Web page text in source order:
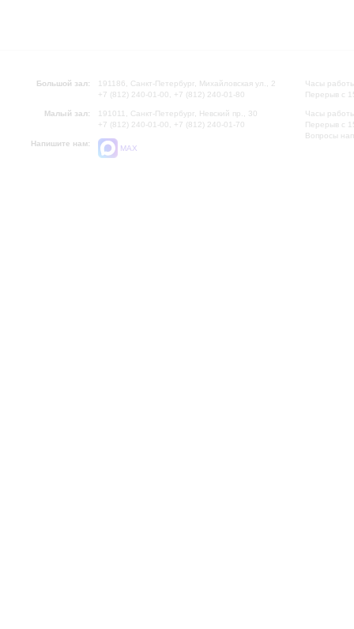
Большой зал:
191186, Санкт-Петербург, Михайловская ул., 2
+7 (812) 240-01-00, +7 (812) 240-01-80
Малый зал:
191011, Санкт-Петербург, Невский пр., 30
+7 (812) 240-01-00, +7 (812) 240-01-70
Напишите нам:
MAX
Часы
Перерыв с
Часы
Перерыв с
Вопросы